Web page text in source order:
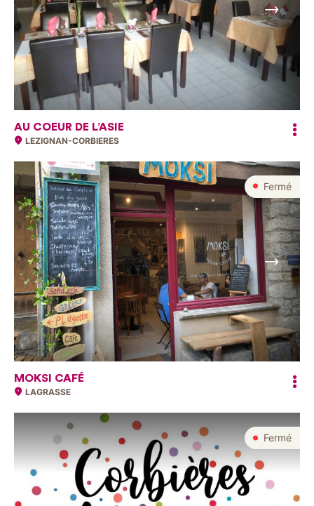
Suivant
AU COEUR DE L’ASIE
LEZIGNAN-CORBIERES
Fermé
Suivant
MOKSI CAFÉ
LAGRASSE
Fermé